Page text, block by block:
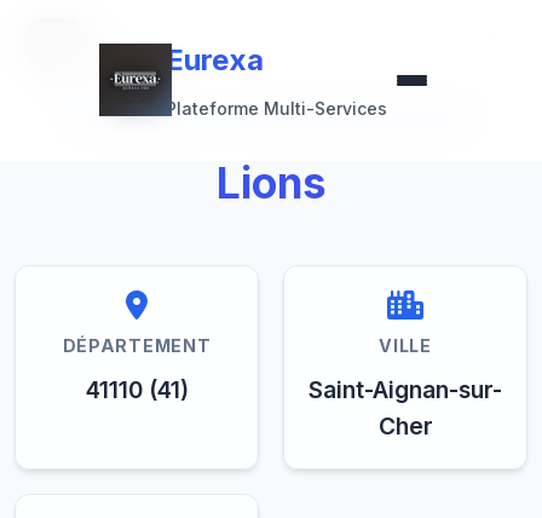
Eurexa
Eurexa
Plateforme Multi-Services
ZooParc de Beauval /
Lions
DÉPARTEMENT
41110 (41)
VILLE
Saint-Aignan-sur-
Cher